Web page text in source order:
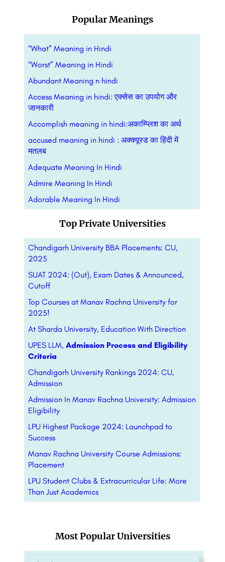
Popular Meanings
“What” Meaning in Hindi
“Worst” Meaning in Hindi
Abundant Meaning n hindi
Access Meaning in hindi: एक्सेस का उपयोग और
जानकारी
Accomplish meaning in hindi:अकाम्प्लिश का अर्थ
accused meaning in hindi : अक्क्यूस्ड का हिंदी में
मतलब
Adequate Meaning In Hindi
Admire Meaning In Hindi
Adorable Meaning In Hindi
Top Private Universities
Chandigarh University BBA Placements: CU,
2025
SUAT 2024: (Out), Exam Dates & Announced,
Cutoff
Top Courses at Manav Rachna University for
2025!
At Sharda University, Education With Direction
UPES LLM, Admission Process and Eligibility
Criteria
Chandigarh University Rankings 2024: CU,
Admission
Admission In Manav Rachna University: Admission
Eligibility
LPU Highest Package 2024: Launchpad to
Success
Manav Rachna University Course Admissions:
Placement
LPU Student Clubs & Extracurricular Life: More
Than Just Academics
Most Popular Universities